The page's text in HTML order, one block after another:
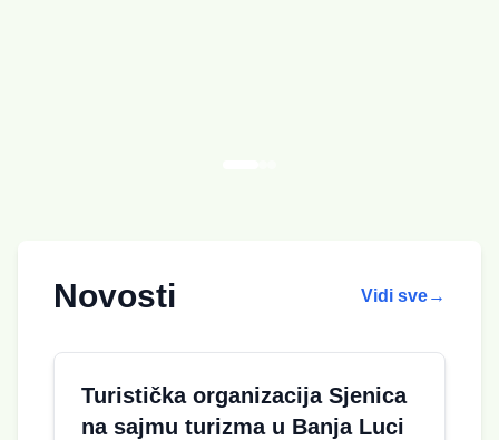
Novosti Vidi sve→
Turistička organizacija Sjenica
na sajmu turizma u Banja Luci